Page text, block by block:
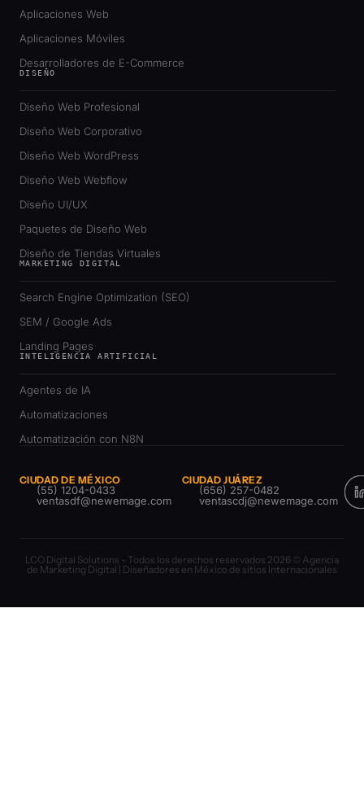
Aplicaciones Web
Aplicaciones Móviles
Desarrolladores de E-Commerce
DISEÑO
Diseño Web Profesional
Diseño Web Corporativo
Diseño Web WordPress
Diseño Web Webflow
Diseño UI/UX
Paquetes de Diseño Web
Diseño de Tiendas Virtuales
MARKETING DIGITAL
Search Engine Optimization (SEO)
SEM / Google Ads
Landing Pages
INTELIGENCIA ARTIFICIAL
Agentes de IA
Automatizaciones
Automatización con N8N
CIUDAD DE MÉXICO
(55) 1204-0433
ventasdf@newemage.com
CIUDAD JUÁREZ
(656) 257-0482
ventascdj@newemage.com
LCO Digital Solutions - Todos los derechos reservados 2026 © Agencia
de Marketing Digital | Diseñadores en México de sitios Internacionales